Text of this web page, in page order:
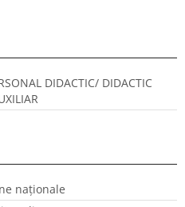
DIDACTIC/ DIDACTIC
naționale